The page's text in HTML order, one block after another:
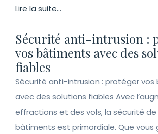
Lire la suite...
Sécurité anti-intrusion :
vos bâtiments avec des
fiables
Sécurité anti-intrusion : protéger
avec des solutions fiables Avec
effractions et des vols, la sécurité de
bâtiments est primordiale. Que vous